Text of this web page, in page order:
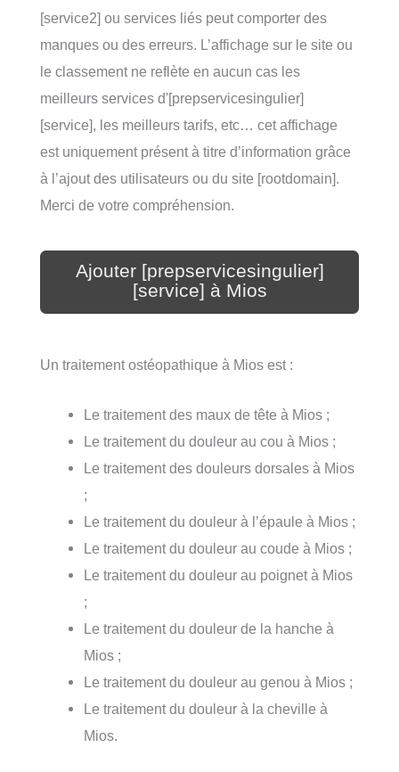
[service2] ou services liés peut comporter des
manques ou des erreurs. L’affichage sur le site ou
le classement ne reflète en aucun cas les
meilleurs services d'[prepservicesingulier]
[service], les meilleurs tarifs, etc… cet affichage
est uniquement présent à titre d’information grâce
à l’ajout des utilisateurs ou du site [rootdomain].
Merci de votre compréhension.
Ajouter [prepservicesingulier]
[service] à Mios
Un traitement ostéopathique à Mios est :
Le traitement des maux de tête à Mios ;
Le traitement du douleur au cou à Mios ;
Le traitement des douleurs dorsales à Mios
;
Le traitement du douleur à l’épaule à Mios ;
Le traitement du douleur au coude à Mios ;
Le traitement du douleur au poignet à Mios
;
Le traitement du douleur de la hanche à
Mios ;
Le traitement du douleur au genou à Mios ;
Le traitement du douleur à la cheville à
Mios.